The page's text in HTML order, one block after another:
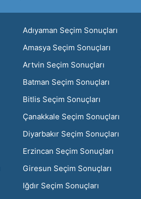
Adıyaman Seçim Sonuçları
Amasya Seçim Sonuçları
Artvin Seçim Sonuçları
Batman Seçim Sonuçları
Bitlis Seçim Sonuçları
Çanakkale Seçim Sonuçları
Diyarbakır Seçim Sonuçları
Erzincan Seçim Sonuçları
Giresun Seçim Sonuçları
Iğdır Seçim Sonuçları